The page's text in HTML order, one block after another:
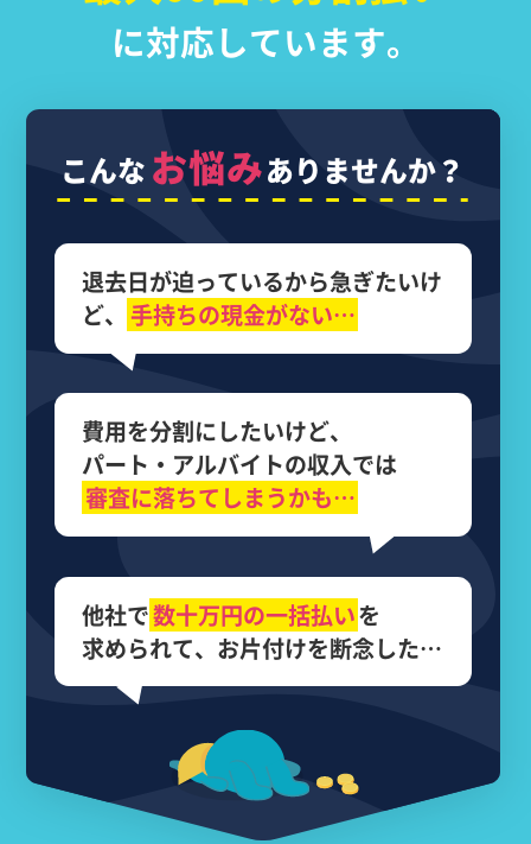
に対応しています。
こんなお悩みありませんか？
退去日が迫っているから急ぎたいけ
ど、 手持ちの現金がない…
費用を分割にしたいけど、
パート・アルバイトの収入では
審査に落ちてしまうかも…
他社で数十万円の一括払いを
求められて、 お片付けを断念した…